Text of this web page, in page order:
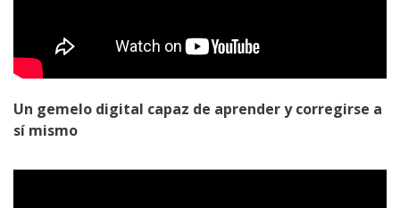
Un gemelo digital capaz de aprender y corregirse a
sí mismo